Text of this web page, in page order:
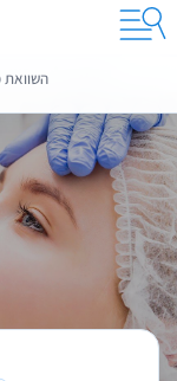
קומפרליהשוואת